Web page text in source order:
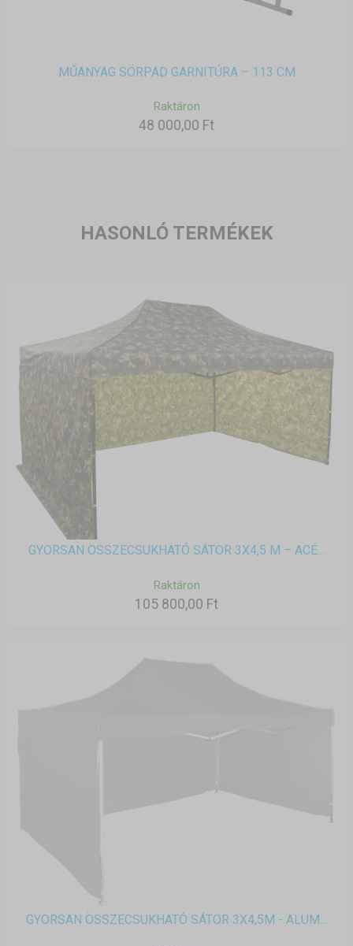
MŰANYAG SÖRPAD GARNITÚRA – 113 CM
Raktáron
48 000,00 Ft
HASONLÓ TERMÉKEK
GYORSAN ÖSSZECSUKHATÓ SÁTOR 3X4,5 M – ACÉ...
Raktáron
105 800,00 Ft
GYORSAN ÖSSZECSUKHATÓ SÁTOR 3X4,5M - ALUM...